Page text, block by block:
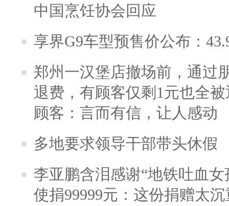
中国烹饪协会回应
享界G9车型预售价公布：
郑州一汉堡店撤场前，通过
退费，有顾客仅剩1元也全
顾客：言而有信，让人感动
多地要求领导干部带头休假
李亚鹏含泪感谢“地铁吐血
使捐99999元：这份捐赠太